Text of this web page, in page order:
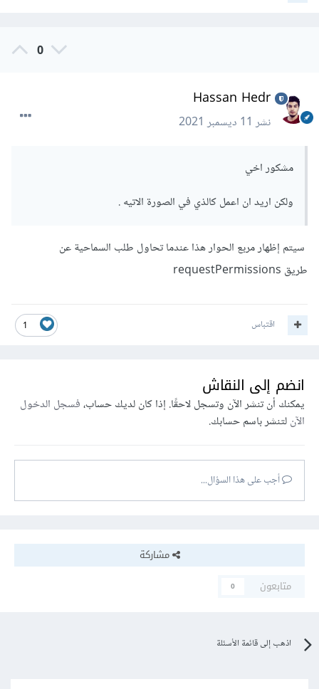
0
Hassan Hedr
نشر11 ديسمبر 2021
مشكور اخي
ولكن اريد ان اعمل كالذي في الصورة الاتيه .
سيتم إظهار مربع الحوار هذا عندما تحاول طلب السماحية عن
طريق requestPermissions
1 اقتباس
انضم إلى النقاش
يمكنك أن تنشر الآن وتسجل لاحقًا. إذا كان لديك حساب،فسجل الدخول
الآنلتنشر باسم حسابك.
أجب على هذا السؤال...
مشاركة
متابعون
0
اذهب إلى قائمة الأسئلة